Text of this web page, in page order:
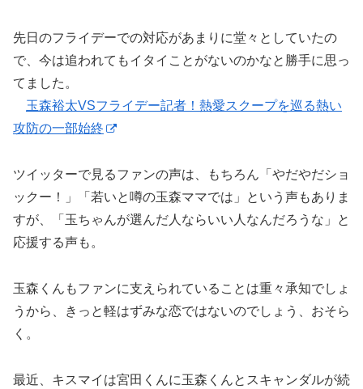
先日のフライデーでの対応があまりに堂々としていたの
で、今は追われてもイタイことがないのかなと勝手に思っ
てました。
玉森裕太VSフライデー記者！熱愛スクープを巡る熱い
攻防の一部始終
ツイッターで見るファンの声は、もちろん「やだやだショ
ックー！」「若いと噂の玉森ママでは」という声もありま
すが、「玉ちゃんが選んだ人ならいい人なんだろうな」と
応援する声も。
玉森くんもファンに支えられていることは重々承知でしょ
うから、きっと軽はずみな恋ではないのでしょう、おそら
く。
最近、キスマイは宮田くんに玉森くんとスキャンダルが続